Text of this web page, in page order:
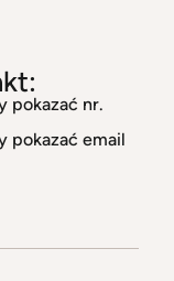
pokazać nr.
pokazać email